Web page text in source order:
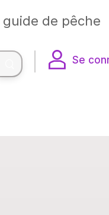
de pêche
Se